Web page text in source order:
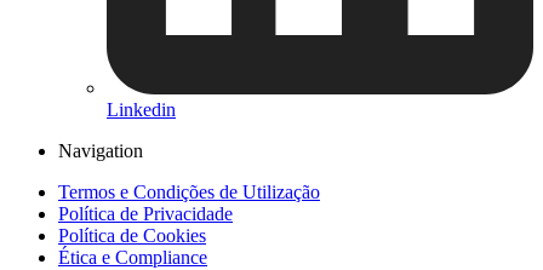
Linkedin
Navigation
Termos e Condições de Utilização
Política de Privacidade
Política de Cookies
Ética e Compliance